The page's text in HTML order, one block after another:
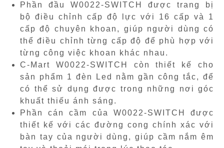
Phần đầu W0022-SWITCH được trang bị
bộ điều chỉnh cấp độ lực với 16 cấp và 1
cấp độ chuyên khoan, giúp người dùng có
thể điều chỉnh từng cấp độ để phù hợp với
từng công việc khoan khác nhau.
C-Mart W0022-SWITCH còn thiết kế cho
sản phẩm 1 đèn Led nằm gần công tắc, để
có thể sử dụng được trong những nơi góc
khuất thiếu ánh sáng.
Phần cán cầm của W0022-SWITCH được
thiết kế với các đường cong chính xác với
bàn tay của người dùng, giúp cầm nắm êm